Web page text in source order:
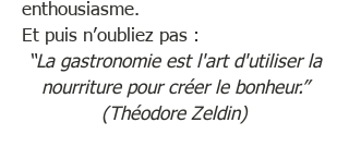
enthousiasme.
Et puis n’oubliez pas :
“La gastronomie est l'art d'utiliser la
nourriture pour créer le bonheur.”
(Théodore Zeldin)